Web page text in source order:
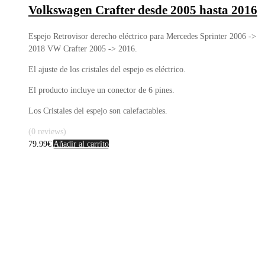
Volkswagen Crafter desde 2005 hasta 2016
Espejo Retrovisor derecho eléctrico para Mercedes Sprinter 2006 ->
2018 VW Crafter 2005 -> 2016.
El ajuste de los cristales del espejo es eléctrico.
El producto incluye un conector de 6 pines.
Los Cristales del espejo son calefactables.
(0 reviews)
79.99€ Añadir al carrito